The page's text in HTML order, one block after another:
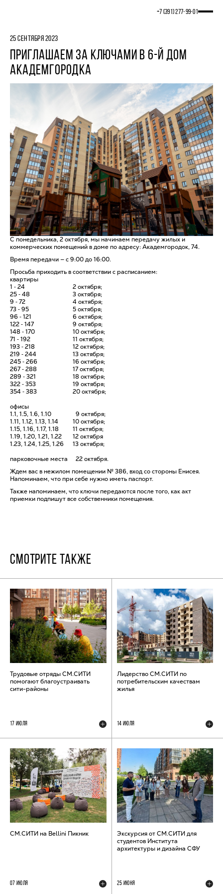
+7 (391) 277‒99‒01
25 СЕНТЯБРЯ 2023
ПРИГЛАШАЕМ ЗА КЛЮЧАМИ В 6-Й ДОМ
АКАДЕМГОРОДКА
С понедельника, 2 октября, мы начинаем передачу жилых и
коммерческих помещений в доме по адресу: Академгородок, 74.
Время передачи — с 9:00 до 16:00.
Просьба приходить в соответствии с расписанием:
квартиры
1 ‑ 24
2 октября;
25 ‑ 48
3 октября;
9 ‑ 72
4 октября;
73 ‑ 95
5 октября;
96 ‑ 121
6 октября;
122 ‑ 147
9 октября;
148 ‑ 170
10 октября;
71 ‑ 192
11 октября;
193 ‑ 218
12 октября;
219 ‑ 244
13 октября;
245 ‑ 266
16 октября;
267 ‑ 288
17 октября;
289 ‑ 321
18 октября;
322 ‑ 353
19 октября;
354 ‑ 383
20 октября;
офисы
1.1, 1.5, 1.6, 1.10
9 октября;
1.11, 1.12, 1.13, 1.14
10 октября;
1.15, 1.16, 1.17, 1.18
11 октября;
1.19, 1.20, 1.21, 1.22
12 октября
1.23, 1.24, 1.25, 1.26 13 октября;
парковочные места
22 октября.
Ждем вас в нежилом помещении № 386, вход со стороны Енисея.
Напоминаем, что при себе нужно иметь паспорт.
Также напоминаем, что ключи передаются после того, как акт
приемки подпишут все собственники помещения.
СМОТРИТЕ ТАКЖЕ
Трудовые отряды СМ.СИТИ
помогают благоустраивать
сити-районы
17 ИЮЛЯ
Лидерство СМ.СИТИ по
потребительским качествам
жилья
14 ИЮЛЯ
СМ.СИТИ на Bellini Пикник
07 ИЮЛЯ
Экскурсия от СМ.СИТИ для
студентов Института
архитектуры и дизайна СФУ
25 ИЮНЯ